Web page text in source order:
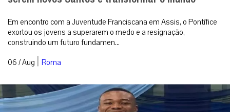
Em encontro com a Juventude Franciscana em Assis, o Pontífice
exortou os jovens a superarem o medo e a resignação,
construindo um futuro fundamen...
06 / Aug | Roma